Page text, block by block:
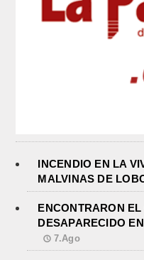
INCENDIO EN LA
MALVINAS DE
ENCONTRARON
DESAPARECIDO
7.Ago